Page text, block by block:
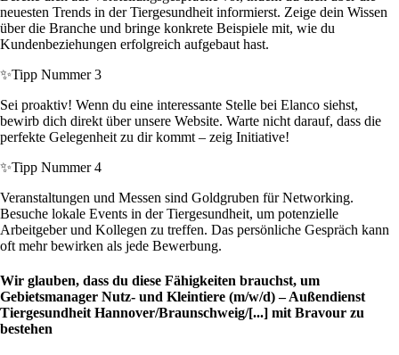
neuesten Trends in der Tiergesundheit informierst. Zeige dein Wissen
über die Branche und bringe konkrete Beispiele mit, wie du
Kundenbeziehungen erfolgreich aufgebaut hast.
✨Tipp Nummer 3
Sei proaktiv! Wenn du eine interessante Stelle bei Elanco siehst,
bewirb dich direkt über unsere Website. Warte nicht darauf, dass die
perfekte Gelegenheit zu dir kommt – zeig Initiative!
✨Tipp Nummer 4
Veranstaltungen und Messen sind Goldgruben für Networking.
Besuche lokale Events in der Tiergesundheit, um potenzielle
Arbeitgeber und Kollegen zu treffen. Das persönliche Gespräch kann
oft mehr bewirken als jede Bewerbung.
Wir glauben, dass du diese Fähigkeiten brauchst, um
Gebietsmanager Nutz- und Kleintiere (m/w/d) – Außendienst
Tiergesundheit Hannover/Braunschweig/[...] mit Bravour zu
bestehen